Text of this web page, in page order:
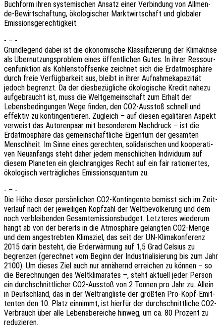
Buch­form ihren syste­mi­schen Ansatz einer Verbin­dung von Allmen­
de-Bewirt­schaf­tung, ökolo­gi­scher Markt­wirt­schaft und globa­ler
Emissionsgerechtigkeit.
- – -
Grund­le­gend dabei ist die ökono­mi­sche Klas­si­fi­zie­rung der Klima­kri­se
als Über­nut­zungs­pro­blem eines öffent­li­chen Gutes. In ihrer Ressour­
cen­funk­ti­on als Kohlen­stoff­sen­ke zeich­net sich die Erdat­mo­sphä­re
durch freie Verfüg­bar­keit aus, bleibt in ihrer Aufnah­me­ka­pa­zi­tät
jedoch begrenzt. Da der dies­be­züg­li­che ökolo­gi­sche Kredit nahezu
aufge­braucht ist, muss die Welt­ge­mein­schaft zum Erhalt der
Lebens­be­din­gun­gen Wege finden, den CO2-Ausstoß schnell und
effek­tiv zu kontin­gen­tie­ren. Zugleich – auf diesen egali­tä­ren Aspekt
verweist das Autoren­paar mit beson­de­rem Nach­druck – ist die
Erdat­mo­sphä­re das gemein­schaft­li­che Eigen­tum der gesam­ten
Mensch­heit. Im Sinne eines gerech­ten, soli­da­ri­schen und koope­ra­ti­
ven Neuan­fangs steht daher jedem mensch­li­chen Indi­vi­du­um auf
diesem Plane­ten ein gleich­ran­gi­ges Recht auf ein fair ratio­nier­tes,
ökolo­gisch verträg­li­ches Emis­si­ons­quan­tum zu.
- – -
Die Höhe dieser persön­li­chen CO2-Kontin­gen­te bemisst sich im Zeit­
ver­lauf nach der jewei­li­gen Kopf­zahl der Welt­be­völ­ke­rung und dem
noch verblei­ben­den Gesamt­emis­si­ons­bud­get. Letz­te­res wieder­um
hängt ab von der bereits in die Atmo­sphä­re gelang­ten CO2-Menge
und dem ange­streb­ten Klima­ziel, das seit der UN-Klima­kon­fe­renz
2015 darin besteht, die Erder­wär­mung auf 1,5 Grad Celsi­us zu
begren­zen (gerech­net vom Beginn der Indus­tria­li­sie­rung bis zum Jahr
2100). Um dieses Ziel auch nur annä­hernd errei­chen zu können – so
die Berech­nun­gen des Welt­kli­ma­ra­tes –, steht aktu­ell jeder Person
ein durch­schnitt­li­cher CO2-Ausstoß von 2 Tonnen pro Jahr zu. Allein
in Deutsch­land, das in der Welt­rang­lis­te der größ­ten Pro-Kopf-Emit­
ten­ten den 10. Platz einnimmt, ist hier­für der durch­schnitt­li­che CO2-
Verbrauch über alle Lebens­be­rei­che hinweg, um ca. 80 Prozent zu
reduzieren.